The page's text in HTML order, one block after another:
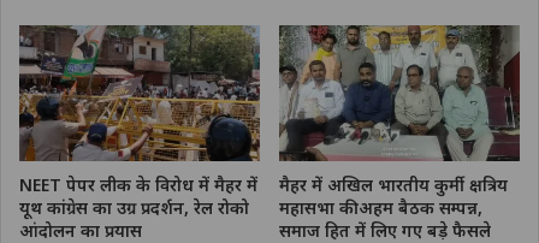
NEET पेपर लीक के विरोध में मैहर में
यूथ कांग्रेस का उग्र प्रदर्शन, रेल रोको
आंदोलन का प्रयास
मैहर में अखिल भारतीय कुर्मी क्षत्रिय
महासभा की अहम बैठक सम्पन्न,
समाज हित में लिए गए बड़े फैसले